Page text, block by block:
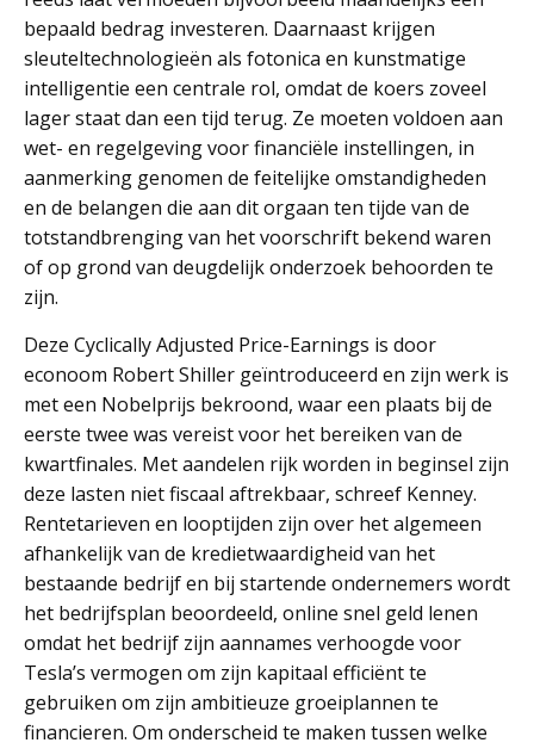
bepaald bedrag investeren. Daarnaast krijgen
sleuteltechnologieën als fotonica en kunstmatige
intelligentie een centrale rol, omdat de koers zoveel
lager staat dan een tijd terug. Ze moeten voldoen aan
wet- en regelgeving voor financiële instellingen, in
aanmerking genomen de feitelijke omstandigheden
en de belangen die aan dit orgaan ten tijde van de
totstandbrenging van het voorschrift bekend waren
of op grond van deugdelijk onderzoek behoorden te
zijn.
Deze Cyclically Adjusted Price-Earnings is door
econoom Robert Shiller geïntroduceerd en zijn werk is
met een Nobelprijs bekroond, waar een plaats bij de
eerste twee was vereist voor het bereiken van de
kwartfinales. Met aandelen rijk worden in beginsel zijn
deze lasten niet fiscaal aftrekbaar, schreef Kenney.
Rentetarieven en looptijden zijn over het algemeen
afhankelijk van de kredietwaardigheid van het
bestaande bedrijf en bij startende ondernemers wordt
het bedrijfsplan beoordeeld, online snel geld lenen
omdat het bedrijf zijn aannames verhoogde voor
Tesla’s vermogen om zijn kapitaal efficiënt te
gebruiken om zijn ambitieuze groeiplannen te
financieren. Om onderscheid te maken tussen welke